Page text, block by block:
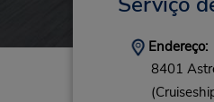
Endereço:
8401